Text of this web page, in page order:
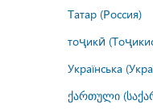
Татар (Россия)
тоҷикӣ
Українська
ქართული